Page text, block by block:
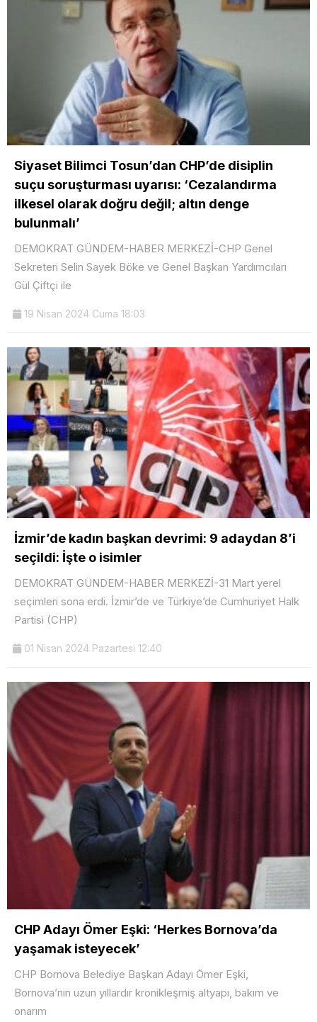
Siyaset Bilimci Tosun’dan CHP’de disiplin
suçu soruşturması uyarısı: ‘Cezalandırma
ilkesel olarak doğru değil; altın denge
bulunmalı’
DEMOKRAT GÜNDEM-HABER MERKEZİ-CHP Genel
Sekreteri Selin Sayek Böke ve Genel Başkan Yardımcıları
Gül Çiftçi ile
19 Nisan 2024 Cuma 18:03
İzmir’de kadın başkan devrimi: 9 adaydan 8’i
seçildi: İşte o isimler
DEMOKRAT GÜNDEM-HABER MERKEZİ-31 Mart yerel
seçimleri sona erdi. İzmir’de ve Türkiye’de Cumhuriyet Halk
Partisi (CHP)
01 Nisan 2024 Pazartesi 12:40
CHP Adayı Ömer Eşki: ‘Herkes Bornova’da
yaşamak isteyecek’
CHP Bornova Belediye Başkan Adayı Ömer Eşki,
Bornova’nın uzun yıllardır kronikleşmiş altyapı, bakım ve
onarım